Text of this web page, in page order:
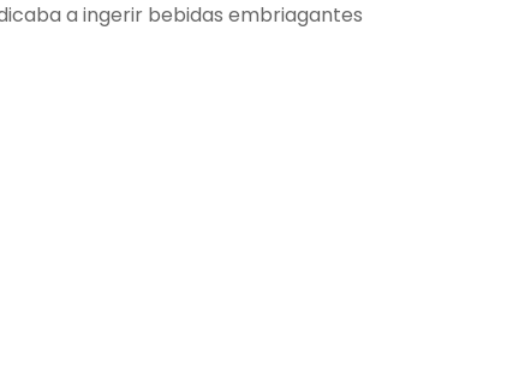
a ingerir bebidas embriagantes